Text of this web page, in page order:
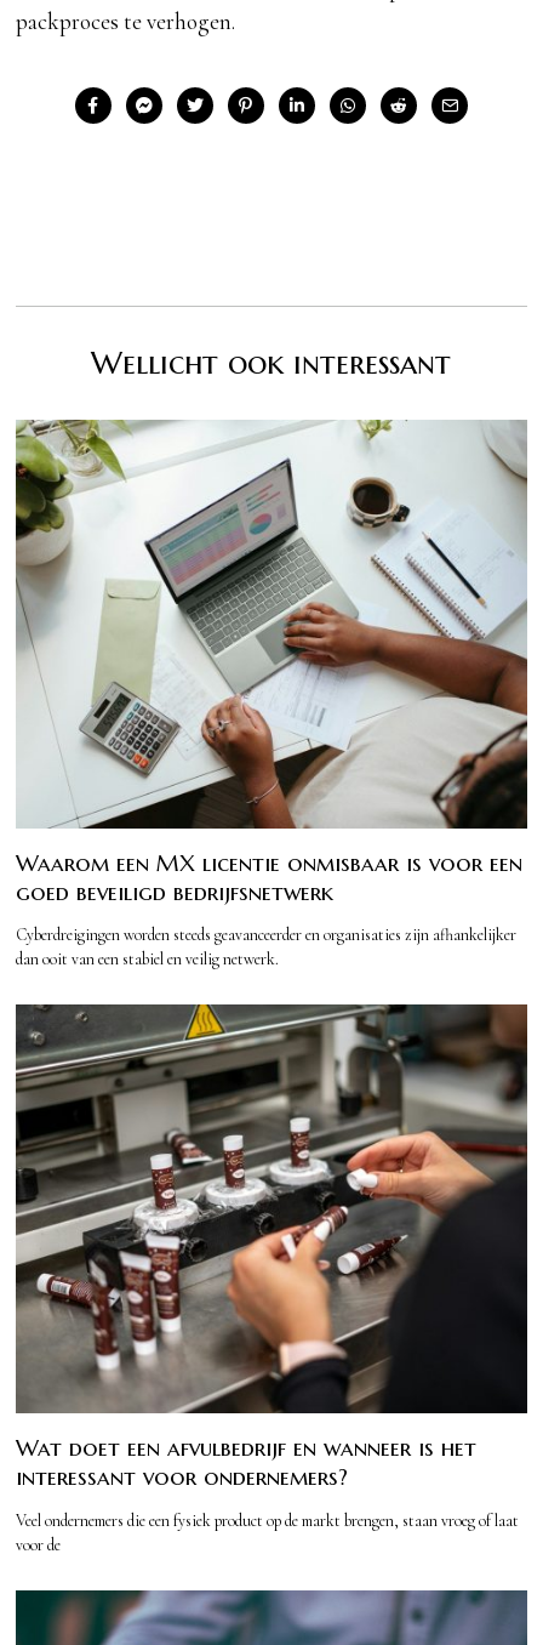
packproces te verhogen.
Wellicht ook interessant
Waarom een MX licentie onmisbaar is voor een
goed beveiligd bedrijfsnetwerk
Cyberdreigingen worden steeds geavanceerder en organisaties zijn afhankelijker
dan ooit van een stabiel en veilig netwerk.
Wat doet een afvulbedrijf en wanneer is het
interessant voor ondernemers?
Veel ondernemers die een fysiek product op de markt brengen, staan vroeg of laat
voor de